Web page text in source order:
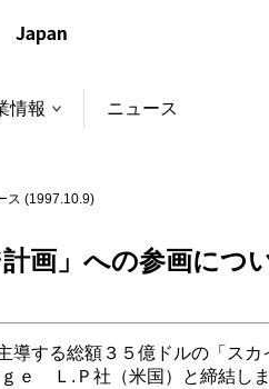
情報 ニュース
ス (1997.10.9)
計画」への参画につ
する総額３５億ドルの「スカ
ｅ Ｌ.Ｐ社（米国）と締結し